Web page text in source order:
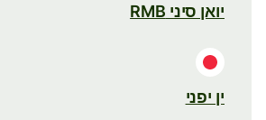
יואן סיני RMB
ין יפני